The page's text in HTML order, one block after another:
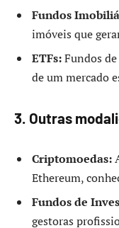
Fundos
imóveis que
ETFs:Fundos
de um mercado
3. Outras
Criptomoedas:
Ethereum,
Fundos de
gestoras